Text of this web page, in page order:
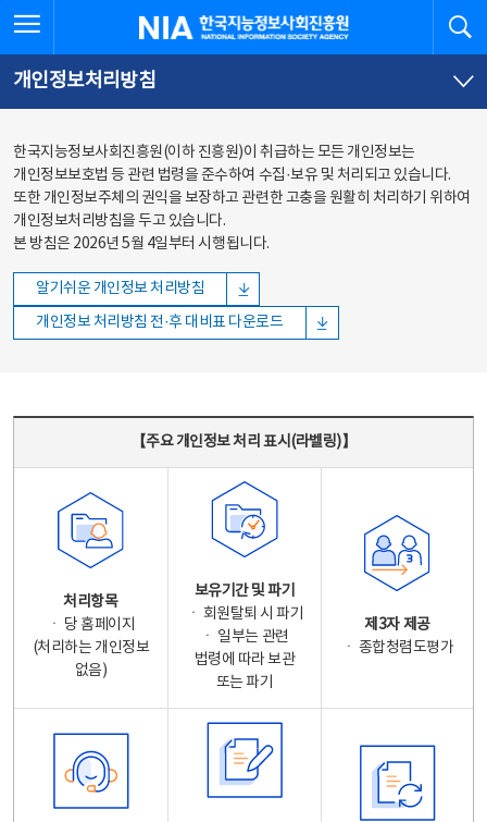
바로가기
바로가기
한국지능정보사회진흥원
개인정보처리방침
한국지능정보사회진흥원(이하 진흥원)이 취급하는 모든 개인정보는
개인정보보호법 등 관련 법령을 준수하여 수집·보유 및 처리되고 있습니다.
또한 개인정보주체의 권익을 보장하고 관련한 고충을 원활히 처리하기 위하여
개인정보처리방침을 두고 있습니다.
본 방침은 2026년 5월 4일부터 시행됩니다.
알기쉬운 개인정보 처리방침
개인정보 처리방침 전·후 대비표 다운로드
【주요 개인정보 처리 표시(라벨링)】
처리항목
ㆍ 당 홈페이지
(처리하는 개인정보
없음)
보유기간 및 파기
ㆍ 회원탈퇴 시 파기
ㆍ 일부는 관련
법령에 따라 보관
또는 파기
제3자 제공
ㆍ 종합청렴도평가